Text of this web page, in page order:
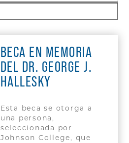
BECA EN MEMORIA
DEL DR. GEORGE J.
HALLESKY
Esta beca se otorga a
una persona,
seleccionada por
Johnson College, que